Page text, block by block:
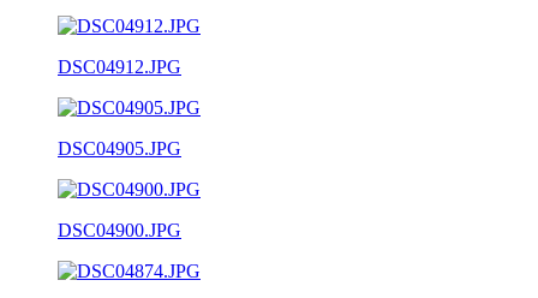
DSC04912.JPG
DSC04905.JPG
DSC04900.JPG